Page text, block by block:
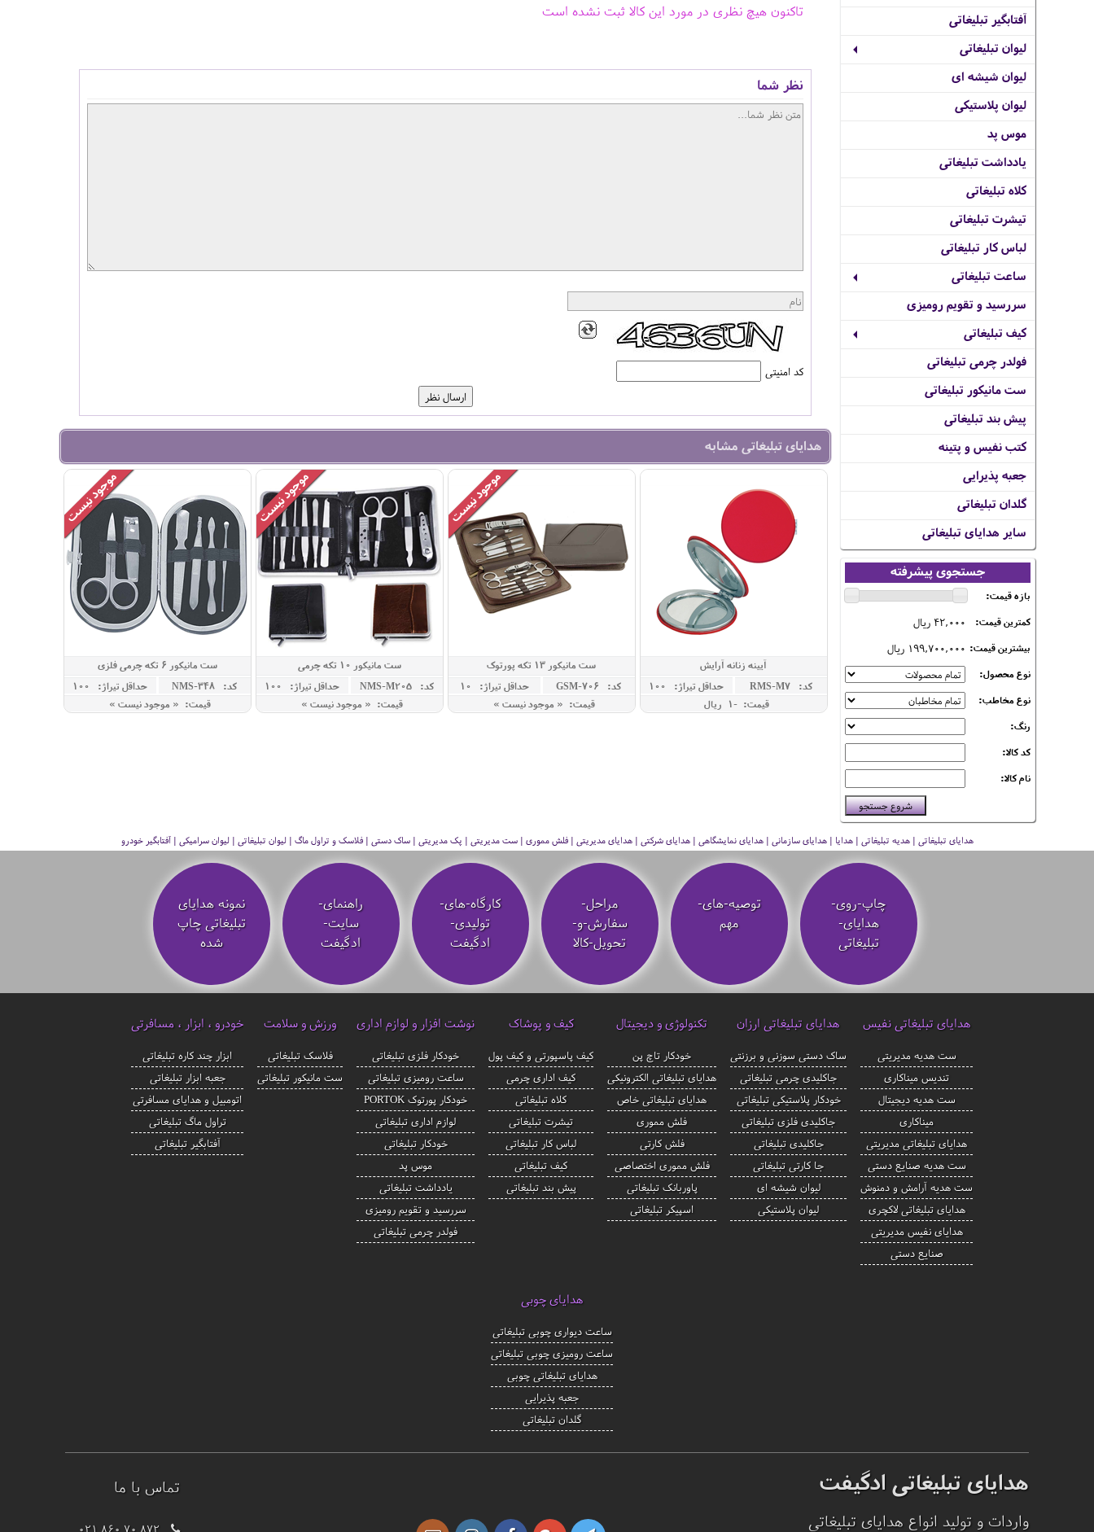
آفتابگیر تبلیغاتی
لیوان تبلیغاتی
لیوان شیشه ای
لیوان پلاستیکی
موس پد
یادداشت تبلیغاتی
کلاه تبلیغاتی
تیشرت تبلیغاتی
لباس کار تبلیغاتی
ساعت تبلیغاتی
سررسید و تقویم رومیزی
کیف تبلیغاتی
فولدر چرمی تبلیغاتی
ست مانیکور تبلیغاتی
پیش بند تبلیغاتی
کتب نفیس و پتینه
جعبه پذیرایی
گلدان تبلیغاتی
سایر هدایای تبلیغاتی
جستجوی پیشرفته
بازه قیمت:
کمترین قیمت:
42,000 ریال
بیشترین قیمت: 199,700,000 ریال
نوع محصول:
نوع مخاطب:
رنگ:
کد کالا:
نام کالا:
تاکنون هیچ نظری در مورد این کالا ثبت نشده است
نظر شما
کد امنیتی
هدایای تبلیغاتی مشابه
آیینه زنانه آرایش
کد: RMS-M7
حداقل تيراژ: 100
قیمت: -1 ريال
ست مانیکور 13 تکه پورتوک
کد: GSM-706
حداقل تيراژ: 10
قیمت: « موجود نیست »
ست مانیکور 10 تکه چرمی
کد: NMS-M205
حداقل تيراژ: 100
قیمت: « موجود نیست »
ست مانیکور 6 تکه چرمی فلزی
کد: NMS-348
حداقل تيراژ: 100
قیمت: « موجود نیست »
هدایای تبلیغاتی | هدیه تبلیغاتی | هدایا | هدایای سازمانی | هدایای نمایشگاهی | هدایای شرکتی | هدایای مدیریتی | فلش مموری | ست مدیریتی | پک مدیریتی | ساک دستی | فلاسک و تراول ماگ | لیوان تبلیغاتی | لیوان سرامیکی | آفتابگیر خودرو
چاپ-روی-
هدایای-
تبلیغاتی
توصیه‌-های-
مهم
مراحل-
سفارش-و-
تحویل-کالا
کارگاه-های-
تولیدی-
ادگیفت
راهنمای-
سایت-
ادگیفت
نمونه هدایای
تبلیغاتی چاپ
شده
هدایای تبلیغاتی نفیس
ست هدیه مدیریتی
تندیس میناکاری
ست هدیه دیجیتال
میناکاری
هدایای تبلیغاتی مدیریتی
ست هدیه صنایع دستی
ست هدیه آرامش و دمنوش
هدایای تبلیغاتی لاکچری
هدایای نفیس مدیریتی
صنایع دستی
هدایای تبلیغاتی ارزان
ساک دستی سوزنی و برزنتی
جاکلیدی چرمی تبلیغاتی
خودکار پلاستیکی تبلیغاتی
جاکلیدی فلزی تبلیغاتی
جاکلیدی تبلیغاتی
جا کارتی تبلیغاتی
لیوان شیشه ای
لیوان پلاستیکی
تکنولوژی و دیجیتال
خودکار تاچ پن
هدایای تبلیغاتی الکترونیکی
هدایای تبلیغاتی خاص
فلش مموری
فلش کارتی
فلش مموری اختصاصی
پاوربانک تبلیغاتی
اسپیکر تبلیغاتی
کیف و پوشاک
کیف پاسپورتی و کیف پول
کیف اداری چرمی
کلاه تبلیغاتی
تیشرت تبلیغاتی
لباس کار تبلیغاتی
کیف تبلیغاتی
پیش بند تبلیغاتی
نوشت افزار و لوازم اداری
خودکار فلزی تبلیغاتی
ساعت رومیزی تبلیغاتی
خودکار پورتوک PORTOK
لوازم اداری تبلیغاتی
خودکار تبلیغاتی
موس پد
یادداشت تبلیغاتی
سررسید و تقویم رومیزی
فولدر چرمی تبلیغاتی
ورزش و سلامت
فلاسک تبلیغاتی
ست مانیکور تبلیغاتی
خودرو ، ابزار ، مسافرتی
ابزار چند کاره تبلیغاتی
جعبه ابزار تبلیغاتی
اتومبیل و هدایای مسافرتی
تراول ماگ تبلیغاتی
آفتابگیر تبلیغاتی
هدایای چوبی
ساعت دیواری چوبی تبلیغاتی
ساعت رومیزی چوبی تبلیغاتی
هدایای تبلیغاتی چوبی
جعبه پذیرایی
گلدان تبلیغاتی
هدایای تبلیغاتی ادگیفت
واردات و تولید انواع هدایای تبلیغاتی
تماس با ما